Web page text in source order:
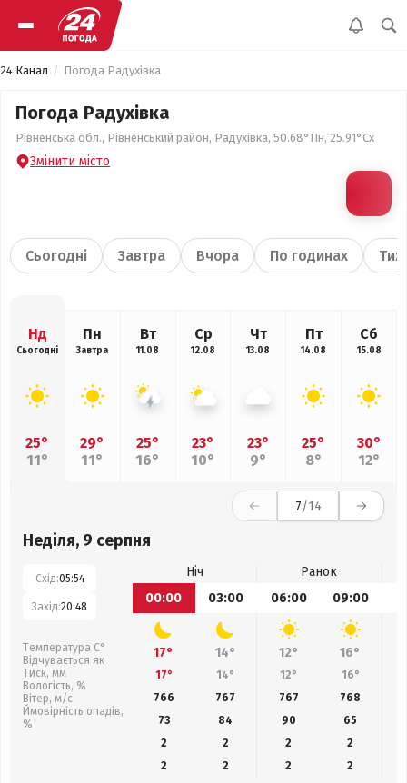
24 Канал Погода Радухівка
Погода Радухівка
Рівненська обл., Рівненський район, Радухівка, 50.68°Пн, 25.91°Сх
Змінити місто
Сьогодні Завтра Вчора По годинах
Нд
Сьогодні
25°
11°
Пн
Завтра
29°
11°
Вт
11.08
25°
16°
Ср
12.08
23°
10°
Чт
13.08
23°
9°
Пт
14.08
25°
8°
Сб
15.08
30°
12°
7/14
Неділя, 9 серпня
Схід:05:54
Захід:20:48
Температура С°
Відчувається як
Тиск, мм
Вологість, %
Вітер, м/с
Ймовірність опадів,
%
Ніч
Ранок
00:00
03:00 06:00 09:00
17° 14° 12° 16°
17° 14° 12° 16°
766
767 767 768
73
84 90
65
2
2 2
2
2
2 2 2